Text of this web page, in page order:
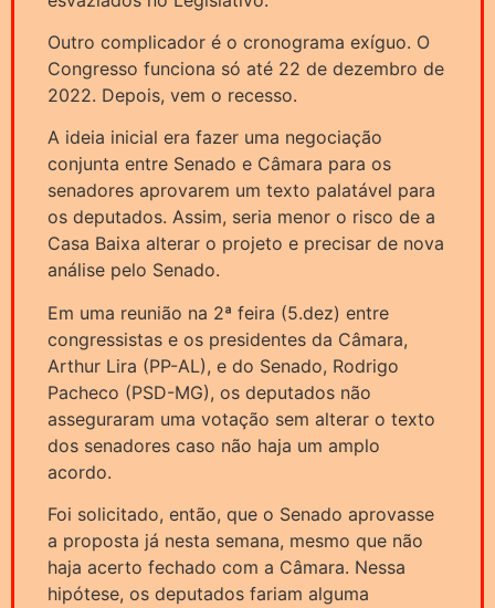
Outro complicador é o cronograma exíguo. O
Congresso funciona só até 22 de dezembro de
2022. Depois, vem o recesso.
A ideia inicial era fazer uma negociação
conjunta entre Senado e Câmara para os
senadores aprovarem um texto palatável para
os deputados. Assim, seria menor o risco de a
Casa Baixa alterar o projeto e precisar de nova
análise pelo Senado.
Em uma reunião na 2ª feira (5.dez) entre
congressistas e os presidentes da Câmara,
Arthur Lira (PP-AL), e do Senado, Rodrigo
Pacheco (PSD-MG), os deputados não
asseguraram uma votação sem alterar o texto
dos senadores caso não haja um amplo
acordo.
Foi solicitado, então, que o Senado aprovasse
a proposta já nesta semana, mesmo que não
haja acerto fechado com a Câmara. Nessa
hipótese, os deputados fariam alguma